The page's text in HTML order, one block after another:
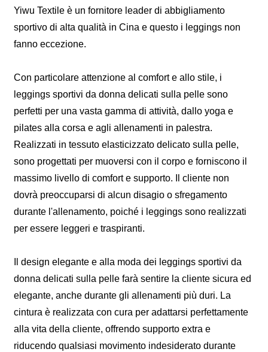
Yiwu Textile è un fornitore leader di abbigliamento
sportivo di alta qualità in Cina e questo i leggings non
fanno eccezione.
Con particolare attenzione al comfort e allo stile, i
leggings sportivi da donna delicati sulla pelle sono
perfetti per una vasta gamma di attività, dallo yoga e
pilates alla corsa e agli allenamenti in palestra.
Realizzati in tessuto elasticizzato delicato sulla pelle,
sono progettati per muoversi con il corpo e forniscono il
massimo livello di comfort e supporto. Il cliente non
dovrà preoccuparsi di alcun disagio o sfregamento
durante l'allenamento, poiché i leggings sono realizzati
per essere leggeri e traspiranti.
Il design elegante e alla moda dei leggings sportivi da
donna delicati sulla pelle farà sentire la cliente sicura ed
elegante, anche durante gli allenamenti più duri. La
cintura è realizzata con cura per adattarsi perfettamente
alla vita della cliente, offrendo supporto extra e
riducendo qualsiasi movimento indesiderato durante